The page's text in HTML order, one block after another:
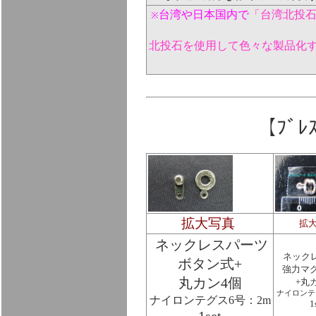
※台湾や日本国内で「台湾北投
北投石を使用して色々な製品化
【ﾌﾞ
拡大写真 拡
ネックレスパーツ
ボタン式+
丸カン4個
ナイロンテグス6号：2m
ネック
強力マ
+丸
ナイロン